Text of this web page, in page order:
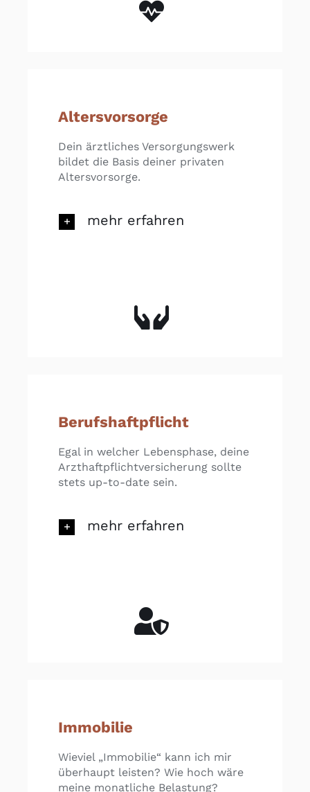
Altersvorsorge
Dein ärztliches Versorgungswerk
bildet die Basis deiner privaten
Altersvorsorge.
mehr erfahren
Berufshaftpflicht
Egal in welcher Lebensphase, deine
Arzthaftpflichtversicherung sollte
stets up-to-date sein.
mehr erfahren
Immobilie
Wieviel „Immobilie“ kann ich mir
überhaupt leisten? Wie hoch wäre
meine monatliche Belastung?